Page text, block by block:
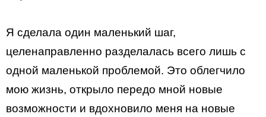
Я сделала один маленький шаг,
целенаправленно разделалась всего лишь с
одной маленькой проблемой. Это облегчило
мою жизнь, открыло передо мной новые
возможности и вдохновило меня на новые